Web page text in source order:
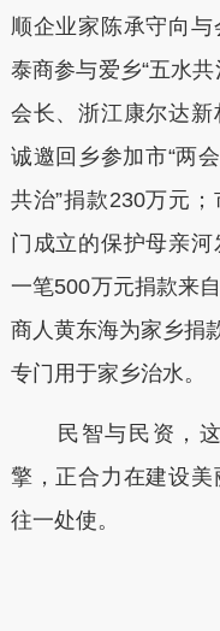
顺企业家陈承守向
泰商参与爱乡“五水
会长、浙江康尔达
诚邀回乡参加市“两
共治”捐款230万元
门成立的保护母亲
一笔500万元捐款来
商人黄东海为家乡捐
专门用于家乡治水。
民智与民资，这
擎，正合力在建设
往一处使。